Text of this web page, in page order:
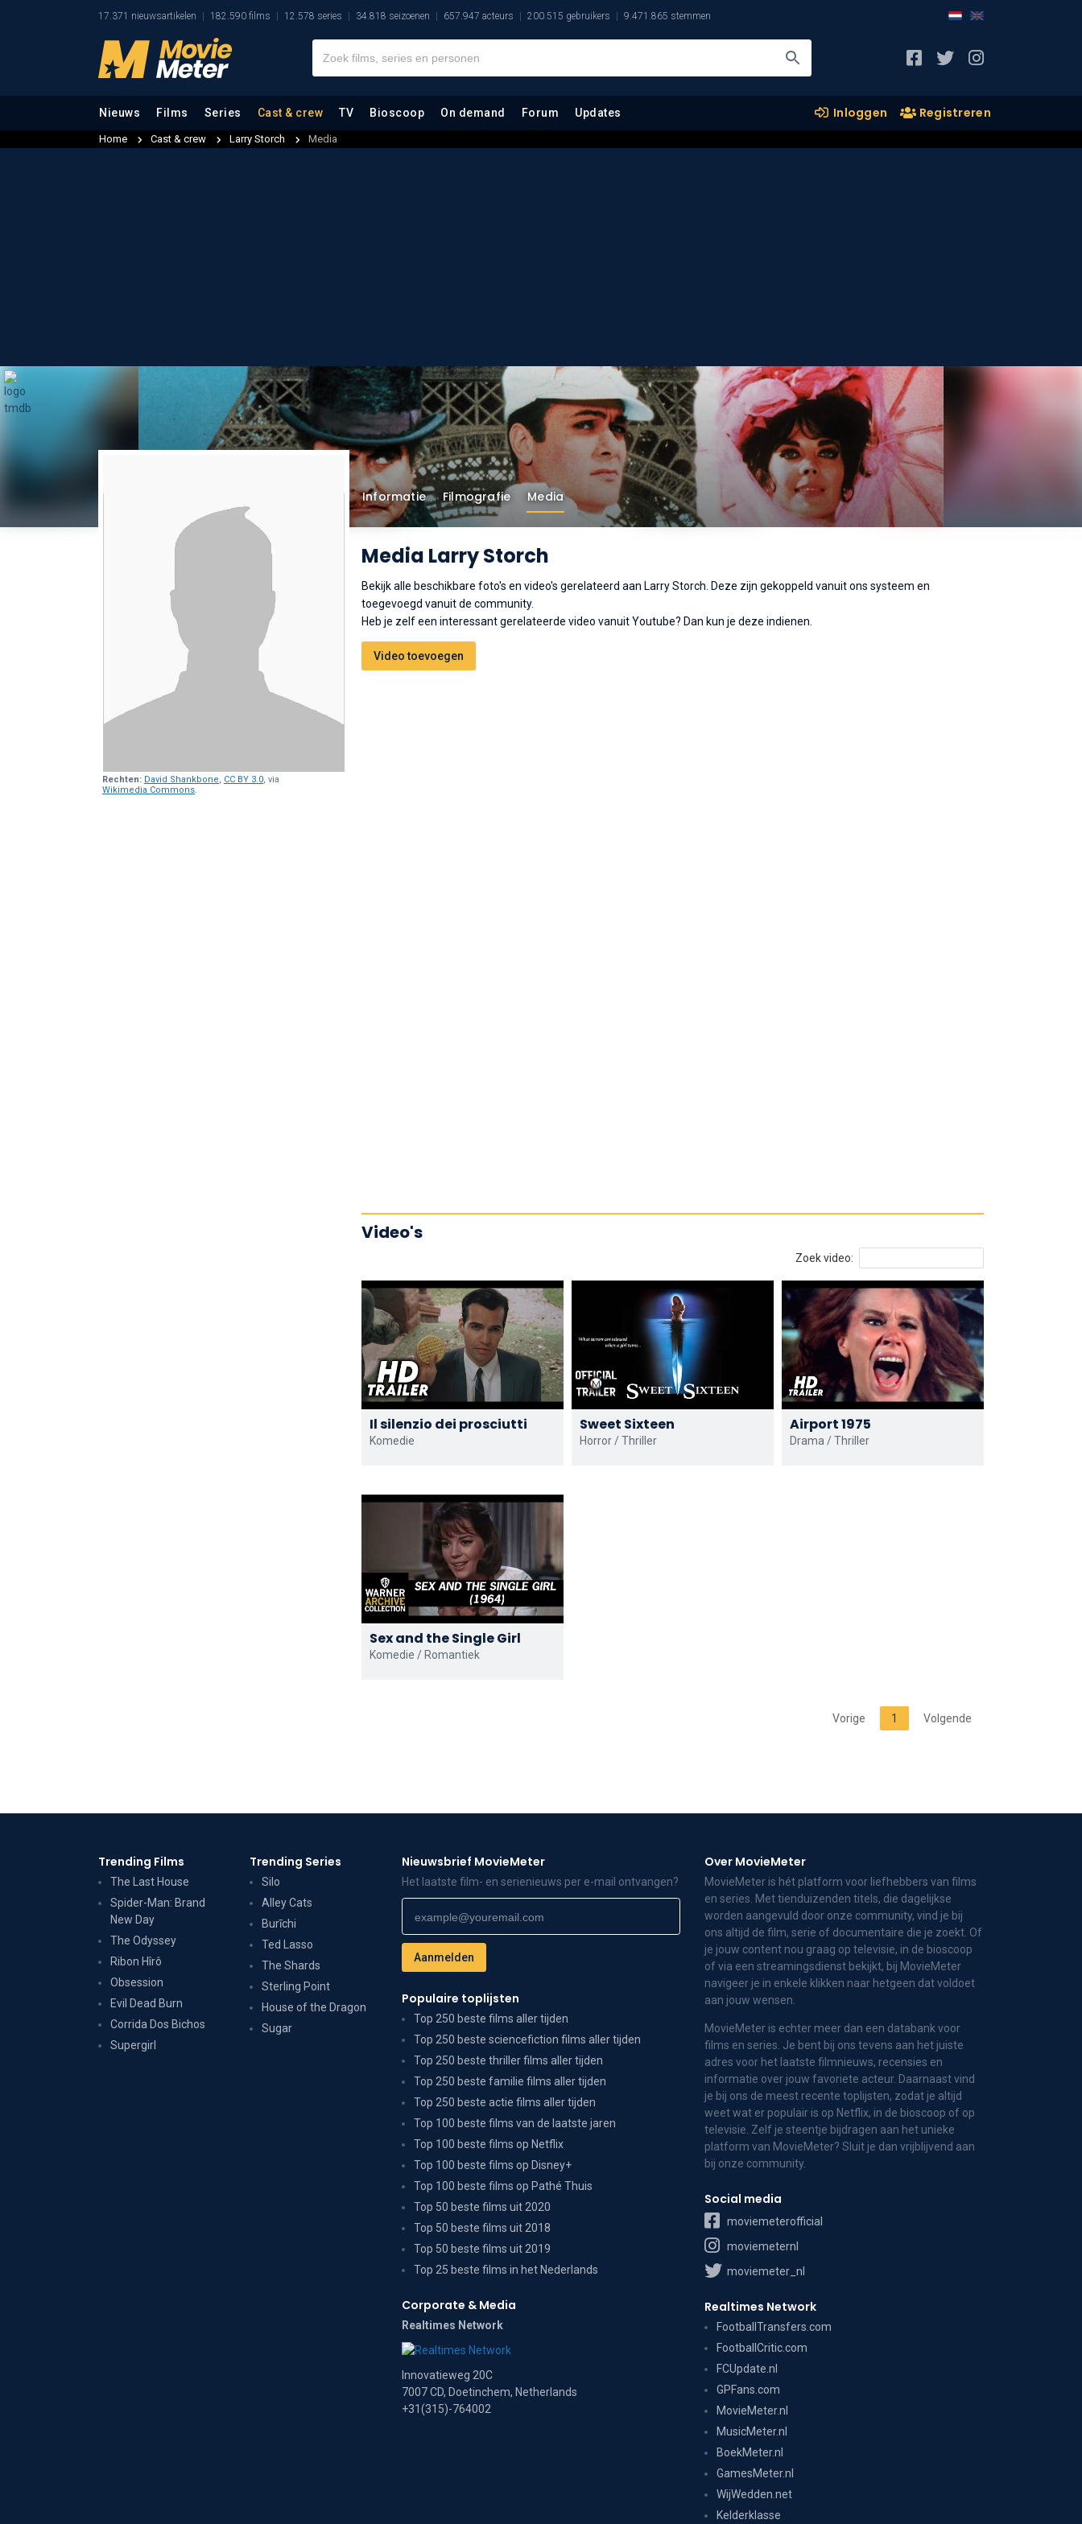
17.371 nieuwsartikelen 182.590 films 12.578 series 34.818 seizoenen 657.947 acteurs 200.515 gebruikers 9.471.865 stemmen
Nieuws Films Series Cast & crew TV Bioscoop On demand Forum Updates Inloggen Registreren
Home Cast & crew Larry Storch Media
Rechten: David Shankbone, CC BY 3.0, via
Wikimedia Commons.
Informatie Filmografie Media
Media Larry Storch
Bekijk alle beschikbare foto's en video's gerelateerd aan Larry Storch. Deze zijn gekoppeld vanuit ons systeem en
toegevoegd vanuit de community.
Heb je zelf een interessant gerelateerde video vanuit Youtube? Dan kun je deze indienen.
Video toevoegen
Video's
Zoek video:
Il silenzio dei prosciutti
Komedie
Sweet Sixteen
Horror / Thriller
Airport 1975
Drama / Thriller
Sex and the Single Girl
Komedie / Romantiek
Vorige 1 Volgende
Trending Films
The Last House
Spider-Man: Brand
New Day
The Odyssey
Ribon Hîrô
Obsession
Evil Dead Burn
Corrida Dos Bichos
Supergirl
Trending Series
Silo
Alley Cats
Burīchi
Ted Lasso
The Shards
Sterling Point
House of the Dragon
Sugar
Nieuwsbrief MovieMeter
Het laatste film- en serienieuws per e-mail ontvangen?
Populaire toplijsten
Top 250 beste films aller tijden
Top 250 beste sciencefiction films aller tijden
Top 250 beste thriller films aller tijden
Top 250 beste familie films aller tijden
Top 250 beste actie films aller tijden
Top 100 beste films van de laatste jaren
Top 100 beste films op Netflix
Top 100 beste films op Disney+
Top 100 beste films op Pathé Thuis
Top 50 beste films uit 2020
Top 50 beste films uit 2018
Top 50 beste films uit 2019
Top 25 beste films in het Nederlands
Corporate & Media
Realtimes Network
Innovatieweg 20C
7007 CD, Doetinchem, Netherlands
+31(315)-764002
Over MovieMeter
MovieMeter is hét platform voor liefhebbers van films
en series. Met tienduizenden titels, die dagelijkse
worden aangevuld door onze community, vind je bij
ons altijd de film, serie of documentaire die je zoekt. Of
je jouw content nou graag op televisie, in de bioscoop
of via een streamingsdienst bekijkt, bij MovieMeter
navigeer je in enkele klikken naar hetgeen dat voldoet
aan jouw wensen.
MovieMeter is echter meer dan een databank voor
films en series. Je bent bij ons tevens aan het juiste
adres voor het laatste filmnieuws, recensies en
informatie over jouw favoriete acteur. Daarnaast vind
je bij ons de meest recente toplijsten, zodat je altijd
weet wat er populair is op Netflix, in de bioscoop of op
televisie. Zelf je steentje bijdragen aan het unieke
platform van MovieMeter? Sluit je dan vrijblijvend aan
bij onze community.
Social media
moviemeterofficial
moviemeternl
moviemeter_nl
Realtimes Network
FootballTransfers.com
FootballCritic.com
FCUpdate.nl
GPFans.com
MovieMeter.nl
MusicMeter.nl
BoekMeter.nl
GamesMeter.nl
WijWedden.net
Kelderklasse